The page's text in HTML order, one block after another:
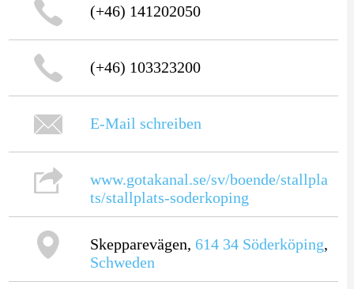
(+46) 141202050
(+46) 103323200
E-Mail schreiben
www.gotakanal.se/sv/boende/stallpla
ts/stallplats-soderkoping
Skepparevägen, 614 34 Söderköping,
Schweden